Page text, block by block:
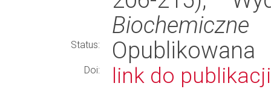
Biochemiczne
Status: Opublikowana
Doi: link do publikacji